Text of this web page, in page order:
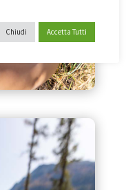
Chiudi Accetta Tutti